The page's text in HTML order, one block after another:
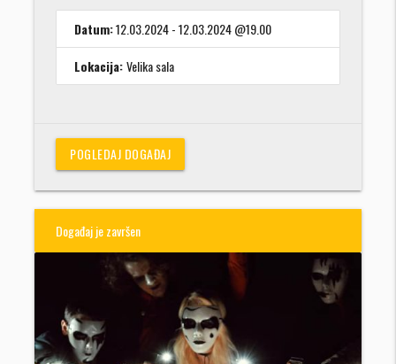
Datum:12.03.2024 - 12.03.2024 @19.00
Lokacija:Velika sala
POGLEDAJ DOGAĐAJ
Događaj je završen